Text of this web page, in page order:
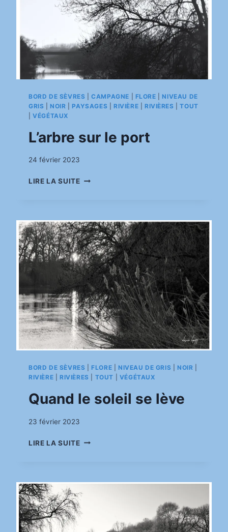
BORD DE SÈVRES |CAMPAGNE FLORE |NIVEAU DE
GRIS |NOIR |PAYSAGES RIVIÈRE RIVIÈRES |TOUT
|VÉGÉTAUX
L’arbre sur le port
Par
24 février 2023
LIRE LA SUITEL’ARBRE
BORD DE SÈVRES |FLORE NIVEAU DE GRIS |NOIR
RIVIÈRE
RIVIÈRES TOUT VÉGÉTAUX
Quand le soleil se lève
Par
23 février 2023
LIRE LA SUITEQUAND
LÈVE